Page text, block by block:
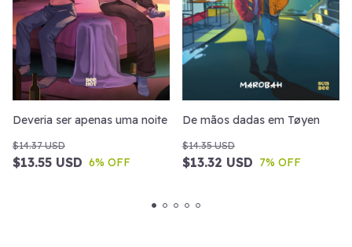
Deveria ser apenas uma noite
$13.55 USD
$14.37 USD
6% OFF
De mãos dadas em Tøyen
$13.32 USD
$14.35 USD
7% OFF